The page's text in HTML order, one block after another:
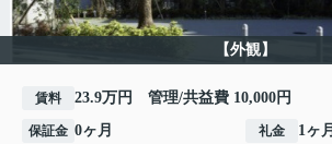
【外観】
賃料 23.9万円 管理/共益費 10,000円
保証金 0ヶ月 礼金 1ヶ月